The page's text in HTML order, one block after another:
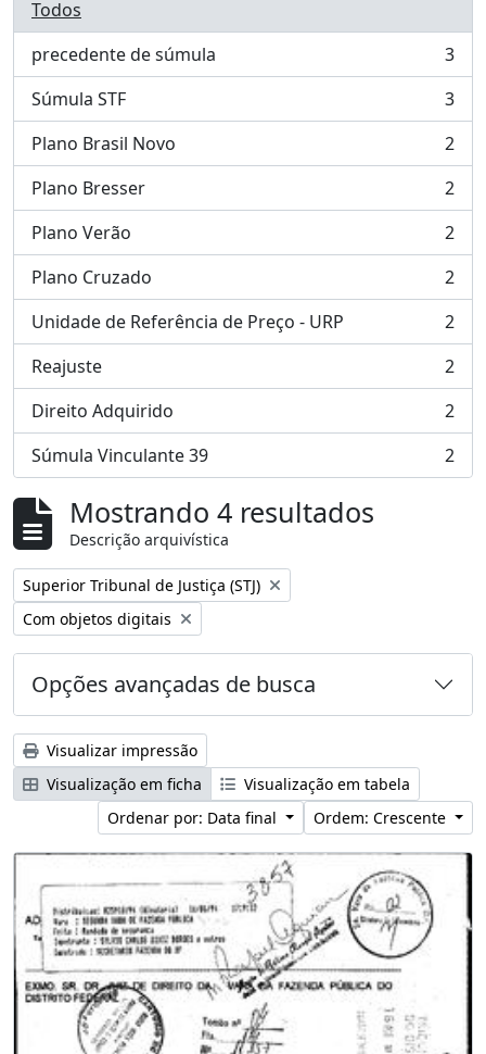
Todos
precedente de súmula
, 3 resultados
3
Súmula STF
, 3 resultados
3
Plano Brasil Novo
, 2 resultados
2
Plano Bresser
, 2 resultados
2
Plano Verão
, 2 resultados
2
Plano Cruzado
, 2 resultados
2
Unidade de Referência de Preço - URP
, 2 resultados
2
Reajuste
, 2 resultados
2
Direito Adquirido
, 2 resultados
2
Súmula Vinculante 39
, 2 resultados 2
Mostrando 4 resultados
Descrição arquivística
Remover filtro:
Superior Tribunal de Justiça (STJ)
Remover filtro:
Com objetos digitais
Opções avançadas de busca
Visualizar impressão
Visualização em ficha
Visualização em tabela
Ordenar por: Data final
Ordem: Crescente